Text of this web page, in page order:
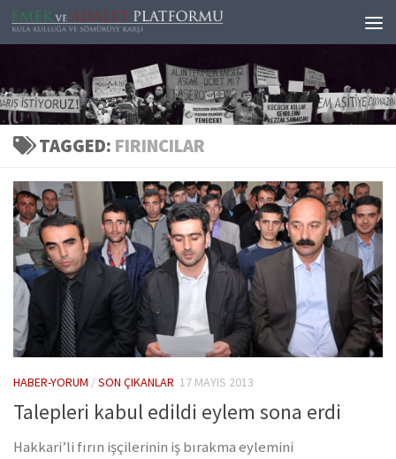
Skip to content
TAGGED: FIRINCILAR
HABER-YORUM /SON ÇIKANLAR 17 MAYIS 2013
Talepleri kabul edildi eylem sona erdi
Hakkari’li fırın işçilerinin iş bırakma eylemini